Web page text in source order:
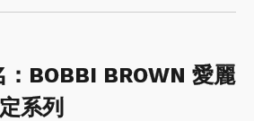
BOBBI BROWN 愛麗
系列